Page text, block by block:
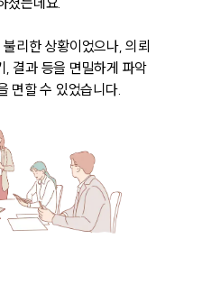
리한 상황이었으나, 의뢰
, 결과 등을 면밀하게 파악
면할 수 있었습니다.